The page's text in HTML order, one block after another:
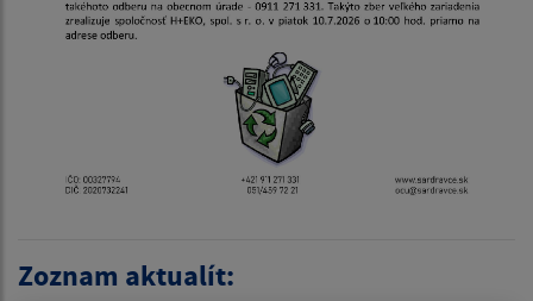
Zoznam aktualít: